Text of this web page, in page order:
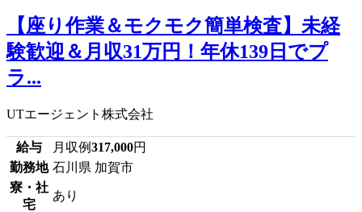
【座り作業＆モクモク簡単検査】未経
験歓迎＆月収31万円！年休139日でプ
ラ...
UTエージェント株式会社
給与 月収例317,000円
勤務地 石川県 加賀市
寮・社
宅
あり